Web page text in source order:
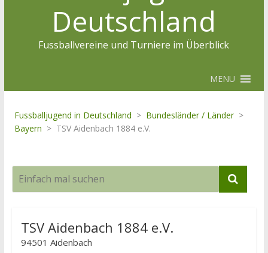
Deutschland
Fussballvereine und Turniere im Überblick
MENU
Fussballjugend in Deutschland > Bundesländer / Länder >
Bayern > TSV Aidenbach 1884 e.V.
TSV Aidenbach 1884 e.V.
94501 Aidenbach